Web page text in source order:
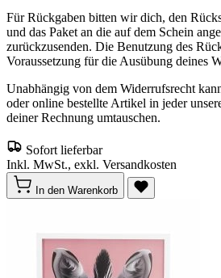
Für Rückgaben bitten wir dich, den
und das Paket an die auf dem Schein
zurückzusenden. Die Benutzung des
Voraussetzung für die Ausübung deines
Unabhängig von dem Widerrufsrecht
oder online bestellte Artikel in jeder
deiner Rechnung umtauschen.
Sofort lieferbar
Inkl. MwSt., exkl. Versandkosten
In den Warenkorb